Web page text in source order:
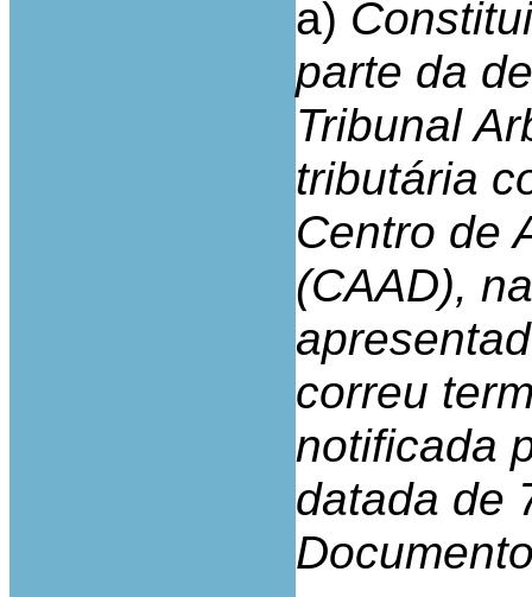
a)
parte da
Tribunal
tributária
Centro de
(CAAD),
correu
notificada
datada de